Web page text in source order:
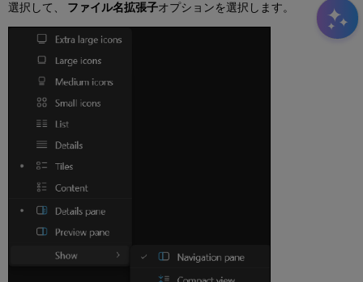
選択して、 ファイル名拡張子オプションを選択します。